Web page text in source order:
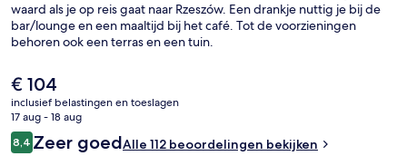
Bar (ter plaatse)
waard als je op reis gaat naar Rzeszów. Een drankje nuttig je bij de
bar/lounge en een maaltijd bij het café. Tot de voorzieningen
behoren ook een terras en een tuin.
De
huidige
prijs
is
€ 104
€ 104
inclusief belastingen en toeslagen
17 aug - 18 aug
Beoordelingen
8,48,4 op 10 –
Zeer goedAlle 112 beoordelingen bekijken